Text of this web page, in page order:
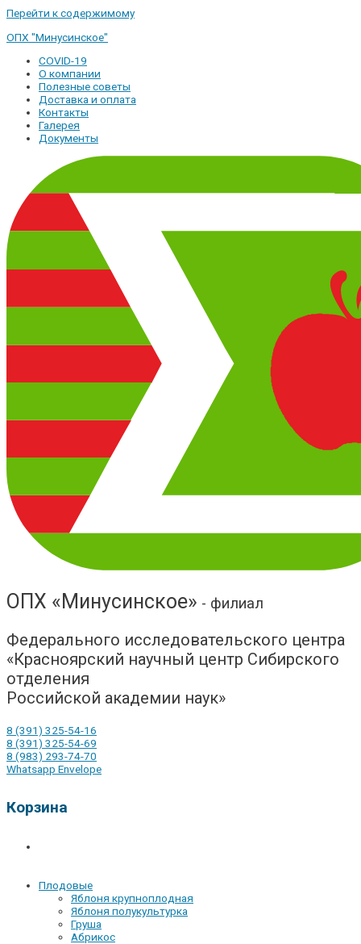
Перейти к содержимому
ОПХ "Минусинское"
COVID-19
О компании
Полезные советы
Доставка и оплата
Контакты
Галерея
Документы
ОПХ «Минусинское» - филиал
Федерального исследовательского центра
«Красноярский научный центр Сибирского
отделения
Российской академии наук»
8 (391) 325-54-16
8 (391) 325-54-69
8 (983) 293-74-70
Whatsapp Envelope
Корзина
Плодовые
Яблоня крупноплодная
Яблоня полукультурка
Груша
Абрикос